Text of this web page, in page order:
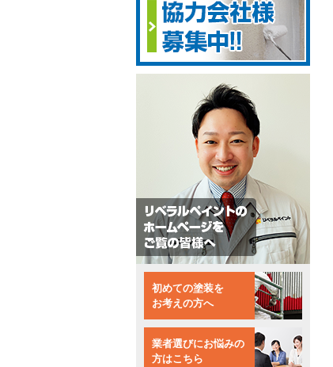
初めての塗装を
お考えの方へ
業者選びにお悩みの
方はこちら